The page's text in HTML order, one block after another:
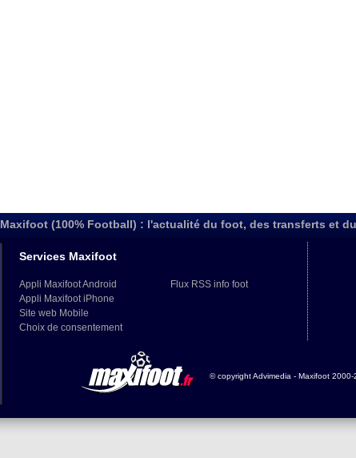
Maxifoot (100% Football) : l'actualité du foot, des transferts et
Services Maxifoot
Appli Maxifoot Android
Appli Maxifoot iPhone
Site web Mobile
Choix de consentement
Flux RSS info foot
© copyright Advimedia - Maxifoot 2000-